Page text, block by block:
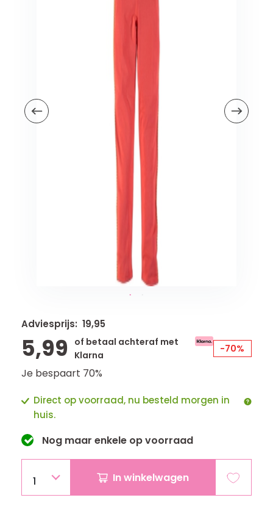
Veiligheid buiten de deur
Kinderstoelen
Schommelstoelen en wipstoeltjes
Adviesprijs: 19,95
5,99
of betaal achteraf met
Klarna
-70%
Je bespaart 70%
Direct op voorraad, nu besteld morgen in
huis.
Nog maar enkele op voorraad
1 In winkelwagen